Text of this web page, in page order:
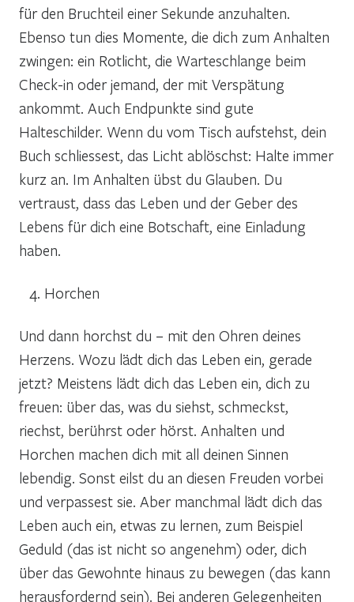
für den Bruchteil einer Sekunde anzuhalten.
Ebenso tun dies Momente, die dich zum Anhalten
zwingen: ein Rotlicht, die Warteschlange beim
Check-in oder jemand, der mit Verspätung
ankommt. Auch Endpunkte sind gute
Halteschilder. Wenn du vom Tisch aufstehst, dein
Buch schliessest, das Licht ablöschst: Halte immer
kurz an. Im Anhalten übst du Glauben. Du
vertraust, dass das Leben und der Geber des
Lebens für dich eine Botschaft, eine Einladung
haben.
Horchen
Und dann horchst du – mit den Ohren deines
Herzens. Wozu lädt dich das Leben ein, gerade
jetzt? Meistens lädt dich das Leben ein, dich zu
freuen: über das, was du siehst, schmeckst,
riechst, berührst oder hörst. Anhalten und
Horchen machen dich mit all deinen Sinnen
lebendig. Sonst eilst du an diesen Freuden vorbei
und verpassest sie. Aber manchmal lädt dich das
Leben auch ein, etwas zu lernen, zum Beispiel
Geduld (das ist nicht so angenehm) oder, dich
über das Gewohnte hinaus zu bewegen (das kann
herausfordernd sein). Bei anderen Gelegenheiten